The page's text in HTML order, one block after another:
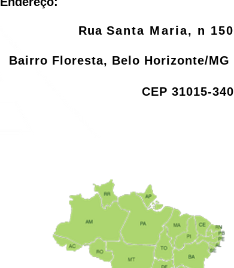
RuaSanta Maria, n 150
Bairro Floresta, Belo Horizonte/MG
CEP 31015-340